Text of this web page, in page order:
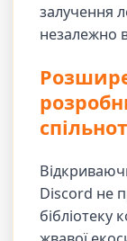
залучення
незалежно
спільнот
Discord не
бібліотеку